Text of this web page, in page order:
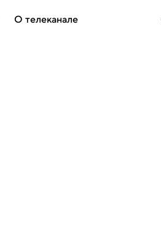
О телеканале